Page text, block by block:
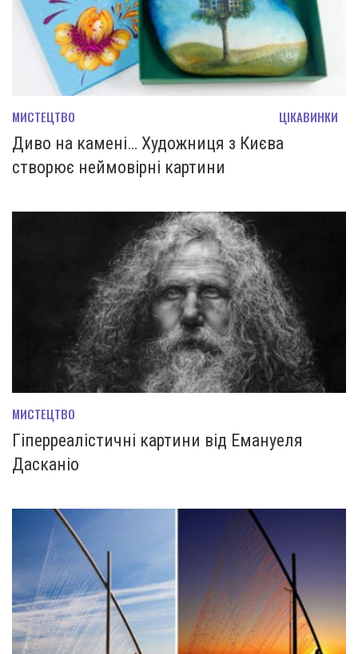
МИСТЕЦТВО ЦІКАВИНКИ
Диво на камені… Художниця з Києва
створює неймовірні картини
МИСТЕЦТВО
Гіперреалістичні картини від Емануеля
Дасканіо